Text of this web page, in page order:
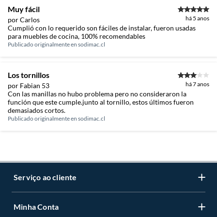
Muy fácil
por Carlos há 5 anos
Cumplió con lo requerido son fáciles de instalar, fueron usadas
para muebles de cocina, 100% recomendables
Publicado originalmente en sodimac.cl
Los tornillos
por Fabian 53 há 7 anos
Con las manillas no hubo problema pero no consideraron la
función que este cumple.junto al tornillo, estos últimos fueron
demasiados cortos.
Publicado originalmente en sodimac.cl
Serviço ao cliente
Centro de ajuda
Minha Conta